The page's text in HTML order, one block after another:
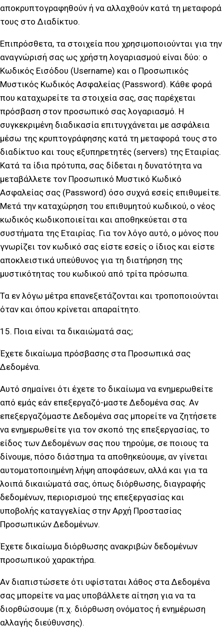
αποκρυπτογραφηθούν ή να αλλαχθούν κατά τη μεταφορά
τους στο Διαδίκτυο.
Επιπρόσθετα, τα στοιχεία που χρησιμοποιούνται για την
αναγνώρισή σας ως χρήστη λογαριασμού είναι δύο: ο
Κωδικός Εισόδου (Username) και ο Προσωπικός
Μυστικός Κωδικός Ασφαλείας (Password). Κάθε φορά
που καταχωρείτε τα στοιχεία σας, σας παρέχεται
πρόσβαση στον προσωπικό σας λογαριασμό. Η
συγκεκριμένη διαδικασία επιτυγχάνεται με ασφάλεια
μέσω της κρυπτογράφησης κατά τη μεταφορά τους στο
διαδίκτυο και τους εξυπηρετητές (servers) της Εταιρίας.
Κατά τα ίδια πρότυπα, σας δίδεται η δυνατότητα να
μεταβάλλετε τον Προσωπικό Μυστικό Κωδικό
Ασφαλείας σας (Password) όσο συχνά εσείς επιθυμείτε.
Μετά την καταχώρηση του επιθυμητού κωδικού, ο νέος
κωδικός κωδικοποιείται και αποθηκεύεται στα
συστήματα της Εταιρίας. Για τον λόγο αυτό, ο μόνος που
γνωρίζει τον κωδικό σας είστε εσείς ο ίδιος και είστε
αποκλειστικά υπεύθυνος για τη διατήρηση της
μυστικότητας του κωδικού από τρίτα πρόσωπα.
Τα εν λόγω μέτρα επανεξετάζονται και τροποποιούνται
όταν και όπου κρίνεται απαραίτητο.
15. Ποια είναι τα δικαιώματά σας;
Έχετε δικαίωμα πρόσβασης στα Προσωπικά σας
Δεδομένα.
Αυτό σημαίνει ότι έχετε το δικαίωμα να ενημερωθείτε
από εμάς εάν επεξεργαζό-μαστε Δεδομένα σας. Αν
επεξεργαζόμαστε Δεδομένα σας μπορείτε να ζητήσετε
να ενημερωθείτε για τον σκοπό της επεξεργασίας, το
είδος των Δεδομένων σας που τηρούμε, σε ποιους τα
δίνουμε, πόσο διάστημα τα αποθηκεύουμε, αν γίνεται
αυτοματοποιημένη λήψη αποφάσεων, αλλά και για τα
λοιπά δικαιώματά σας, όπως διόρθωσης, διαγραφής
δεδομένων, περιορισμού της επεξεργασίας και
υποβολής καταγγελίας στην Αρχή Προστασίας
Προσωπικών Δεδομένων.
Έχετε δικαίωμα διόρθωσης ανακριβών δεδομένων
προσωπικού χαρακτήρα.
Αν διαπιστώσετε ότι υφίσταται λάθος στα Δεδομένα
σας μπορείτε να μας υποβάλλετε αίτηση για να τα
διορθώσουμε (π.χ. διόρθωση ονόματος ή ενημέρωση
αλλαγής διεύθυνσης).